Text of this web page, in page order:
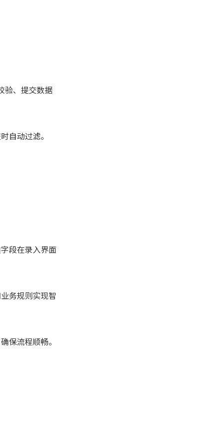
验、提交数据
自动过滤。
段在录入界面
务规则实现智
保流程顺畅。